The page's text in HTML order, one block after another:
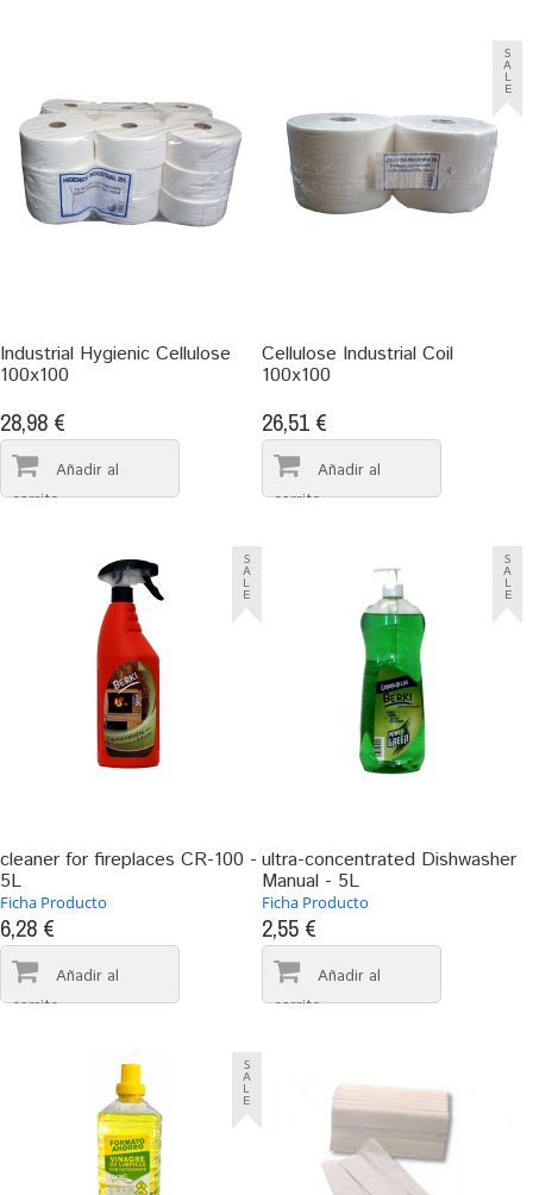
Industrial Hygienic Cellulose
100x100
28,98 €
S
A
L
E
Cellulose Industrial Coil
100x100
26,51 €
S
A
L
E
cleaner for fireplaces CR-100 -
5L
Ficha Producto
6,28 €
S
A
L
E
ultra-concentrated Dishwasher
Manual - 5L
Ficha Producto
2,55 €
S
A
L
E